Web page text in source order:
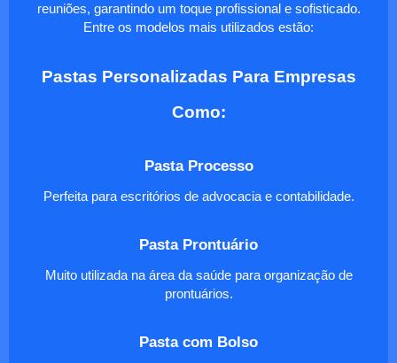
reuniões, garantindo um toque profissional e sofisticado.
Entre os modelos mais utilizados estão:
Pastas Personalizadas Para Empresas
Como:
Pasta Processo
Perfeita para escritórios de advocacia e contabilidade.
Pasta Prontuário
Muito utilizada na área da saúde para organização de
prontuários.
Pasta com Bolso